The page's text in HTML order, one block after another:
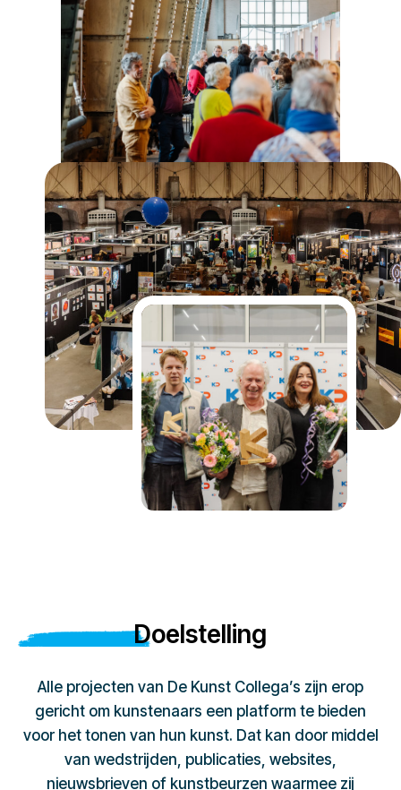
Doelstelling
Alle projecten van De Kunst Collega’s zijn erop
gericht om kunstenaars een platform te bieden
voor het tonen van hun kunst. Dat kan door middel
van wedstrijden, publicaties, websites,
nieuwsbrieven of kunstbeurzen waarmee zij